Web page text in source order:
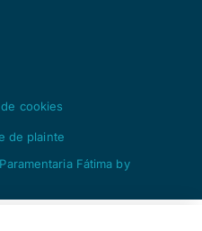
cookies
de plainte
Fátima by